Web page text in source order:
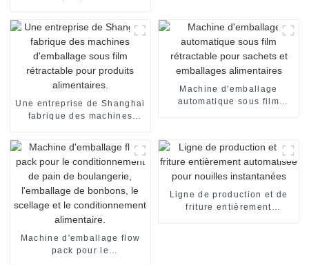
film rétractable, machine de
scellage
Une entreprise de Shanghai
fabrique des machines
alimentaires.
Machine d'emballage
automatique sous film
Machine d'emballage flow
pack pour le
Ligne de production et de
friture entièrement